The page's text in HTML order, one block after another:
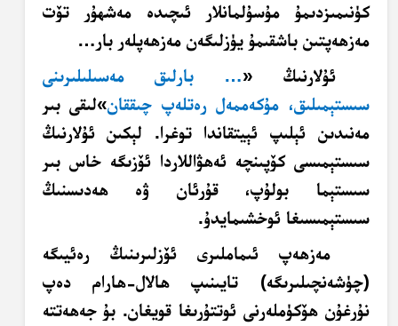
كۈنىمىزدىمۇ مۇسۇلمانلار ئىچىدە مەشھۇر تۆت
مەزھەپتىن باشقىمۇ يۈزلىگەن مەزھەپلەر بار…
ئۇلارنىڭ «… بارلىق مەسىلىلىرىنى
سىستېمىلىق، مۇكەممەل رەتلەپ چىققان»لىقى بىر
مەنىدىن ئېلىپ ئېيتقاندا توغرا. لېكىن ئۇلارنىڭ
سىستېمىسى كۆپىنچە ئەھۋاللاردا ئۆزىگە خاس بىر
سىستېما بولۇپ، قۇرئان ۋە ھەدىسنىڭ
سىستېمىسىغا ئوخشىمايدۇ.
مەزھەپ ئىماملىرى ئۆزلىرىنىڭ رەئيىگە
(چۈشەنچىلىرىگە) تايىنىپ ھالال-ھارام دەپ
نۇرغۇن ھۆكۈملەرنى ئوتتۇرىغا قويغان. بۇ جەھەتتە